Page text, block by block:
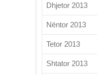
Dhjetor 2013
Nëntor 2013
Tetor 2013
Shtator 2013